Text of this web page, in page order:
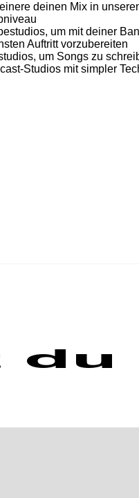
deinen Mix in
um mit deiner
Auftritt vorzubereiten
um Songs zu
Studios mit simpler
du